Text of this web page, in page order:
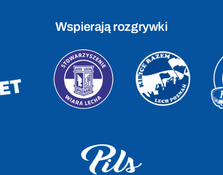
Wspierają rozgrywki